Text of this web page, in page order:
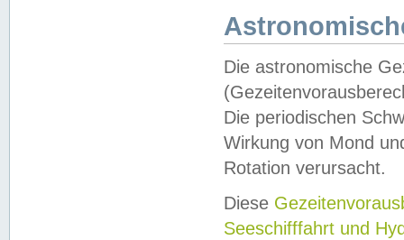
Die astronomische
Die periodischen
Wirkung von Mond
Rotation verursacht.
Diese
Seeschifffahrt und